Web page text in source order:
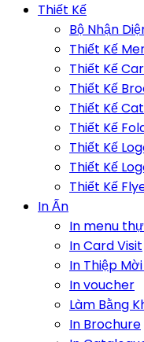
Thiết Kế
Bộ Nhận
Thiết Kế
Thiết Kế
Thiết Kế
Thiết Kế
Thiết Kế
Thiết Kế
Thiết Kế
Thiết Kế
In Ấn
In menu
In Card Visit
In Thiệp
In voucher
Làm Bằng
In Brochure